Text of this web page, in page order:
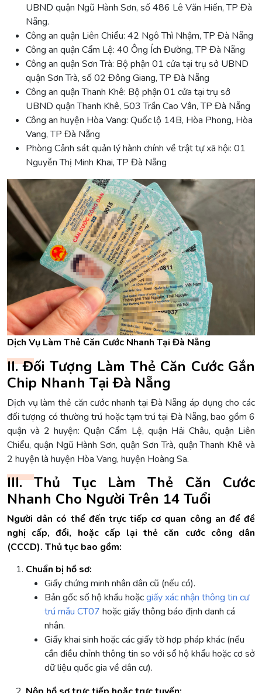
UBND quận Ngũ Hành Sơn, số 486 Lê Văn Hiến, TP Đà
Nẵng.
Công an quận Liên Chiểu: 42 Ngô Thì Nhậm, TP Đà Nẵng
Công an quận Cẩm Lệ: 40 Ông Ích Đường, TP Đà Nẵng
Công an quận Sơn Trà: Bộ phận 01 cửa tại trụ sở UBND
quận Sơn Trà, số 02 Đông Giang, TP Đà Nẵng
Công an quận Thanh Khê: Bộ phận 01 cửa tại trụ sở
UBND quận Thanh Khê, 503 Trần Cao Vân, TP Đà Nẵng
Công an huyện Hòa Vang: Quốc lộ 14B, Hòa Phong, Hòa
Vang, TP Đà Nẵng
Phòng Cảnh sát quản lý hành chính về trật tự xã hội: 01
Nguyễn Thị Minh Khai, TP Đà Nẵng
Dịch Vụ Làm Thẻ Căn Cước Nhanh Tại Đà Nẵng
II. Đối Tượng Làm Thẻ Căn Cước Gắn
Chip Nhanh Tại Đà Nẵng
Dịch vụ làm thẻ căn cước nhanh tại Đà Nẵng áp dụng cho các
đối tượng có thường trú hoặc tạm trú tại Đà Nẵng, bao gồm 6
quận và 2 huyện: Quận Cẩm Lệ, quận Hải Châu, quận Liên
Chiểu, quận Ngũ Hành Sơn, quận Sơn Trà, quận Thanh Khê và
2 huyện là huyện Hòa Vang, huyện Hoàng Sa.
III. Thủ Tục Làm Thẻ Căn Cước
Nhanh Cho Người Trên 14 Tuổi
Người dân có thể đến trực tiếp cơ quan công an để đề
nghị cấp, đổi, hoặc cấp lại thẻ căn cước công dân
(CCCD). Thủ tục bao gồm:
Chuẩn bị hồ sơ:
Giấy chứng minh nhân dân cũ (nếu có).
Bản gốc sổ hộ khẩu hoặcgiấy xác nhận thông tin cư
trú mẫu CT07 hoặc giấy thông báo định danh cá
nhân.
Giấy khai sinh hoặc các giấy tờ hợp pháp khác (nếu
cần điều chỉnh thông tin so với sổ hộ khẩu hoặc cơ sở
dữ liệu quốc gia về dân cư).